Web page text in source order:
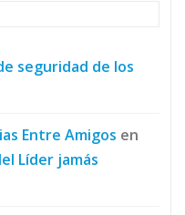
seguridad de los
Entre Amigos en
Líder jamás